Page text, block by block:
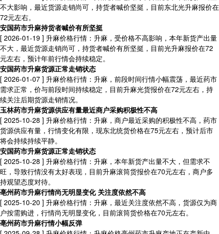
不大影响，最近货源走销尚可，持货者喊价坚挺，目前东北光升麻报价在
72元左右。
安国药市升麻持货者喊价有所坚挺
[ 2026-01-19 ] 升麻价格行情：升麻，受价格不高影响，本年新货产出量
不大，最近货源走销尚可，持货者喊价有所坚挺，目前光升麻报价在72
元左右，预计年前行情会持续稳定。
安国药市升麻货源正常走销状态
[ 2026-01-07 ] 升麻价格行情：升麻，前段时间行情小幅震荡，最近药市
需求正常，价与前段时间持续稳定，目前升麻光货报价在72元左右，持
续关注后期货源走销情况。
玉林药市升麻货源供应有量最近商户采购积极性不高
[ 2025-10-28 ] 升麻价格行情：升麻，商户最近采购的积极性不高，药市
货源供应有量，行情变化有限，现东北统货价格在75元左右，预计后市
将会持续持续平静。
安国药市升麻货源正常走销状态
[ 2025-10-28 ] 升麻价格行情：升麻，本年新货产出量不大，但需求不
旺，导致行情没有太好表现，目前升麻滚筒货报价在70元左右，商户多
持观望态度对待。
亳州药市升麻行情尚无明显变化 关注度依然不高
[ 2025-10-20 ] 升麻价格行情：升麻，最近关注度依然不高，货源仅为商
户按需购进，行情尚无明显变化，目前滚筒货价格在70元左右。
亳州药市升麻行情小幅反弹